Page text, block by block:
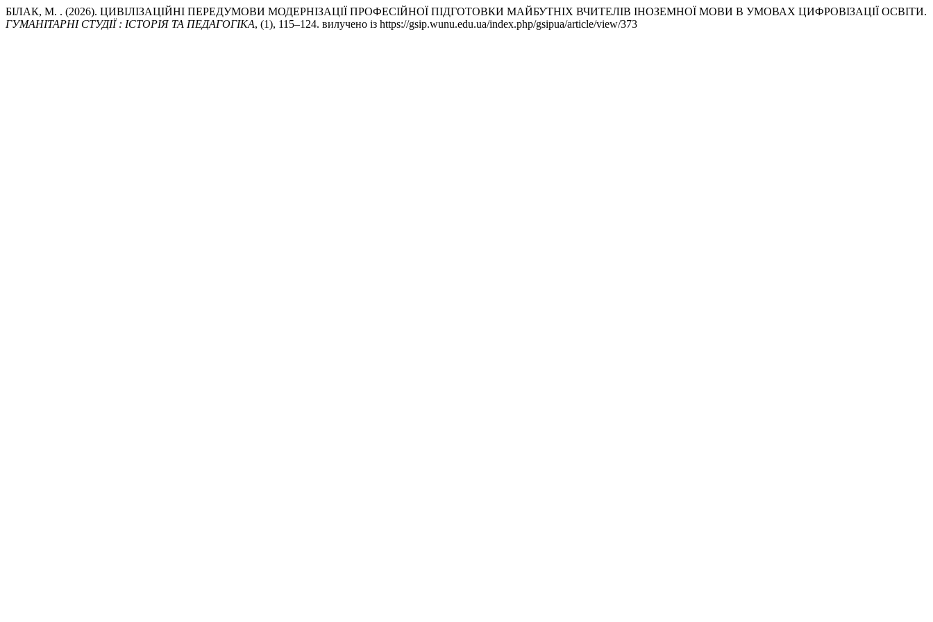
БІЛАК, М. . (2026). ЦИВІЛІЗАЦІЙНІ ПЕРЕДУМОВИ МОДЕРНІЗАЦІЇ ПРОФЕСІЙНОЇ ПІДГОТОВКИ МАЙБУТНІХ ВЧИТЕЛІВ ІНОЗЕМНОЇ МОВИ В УМОВАХ ЦИФРОВІЗАЦІЇ ОСВІТИ.
ГУМАНІТАРНІ СТУДІЇ : ІСТОРІЯ ТА ПЕДАГОГІКА, (1), 115–124. вилучено із https://gsip.wunu.edu.ua/index.php/gsipua/article/view/373